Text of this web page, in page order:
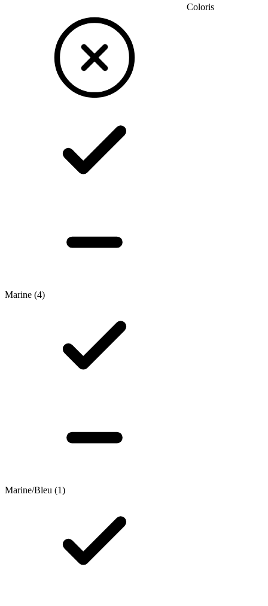
Coloris
Marine (4)
Marine/Bleu (1)